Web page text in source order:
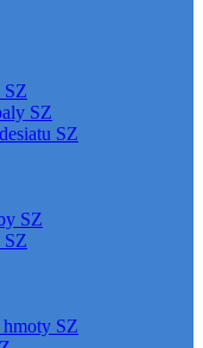
SZ
SZ
SZ
SZ
SZ
hmoty SZ